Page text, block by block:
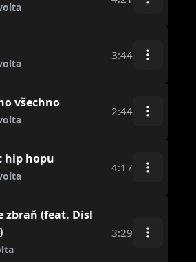
3:44
všechno
2:44
hip hopu
4:17
zbraň (feat. Disl
3:29